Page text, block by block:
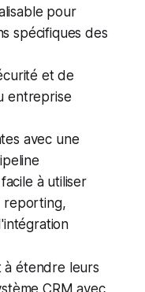
pour
spécifiques des
et de
entreprise
avec une
à utiliser
reporting,
à étendre leurs
CRM avec